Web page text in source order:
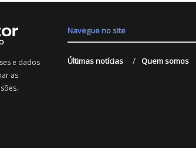
e dados
as
Navegue no site
Últimas notícias Quem somos